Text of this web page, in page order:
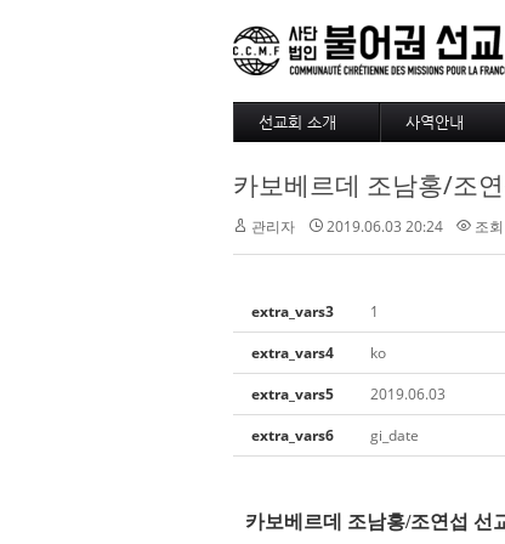
선교회 소개
4대정신
섬기는 사람들
선교사
선교회 후원 계좌
사역안내
훈련
긍휼
BAM
출판/정기기도
카보베르데 조남홍/조
관리자 2019.06.03 20:24 조
extra_vars3
1
extra_vars4
ko
extra_vars5
2019.06.03
extra_vars6
gi_date
카보베르데 조남홍/조연섭 선